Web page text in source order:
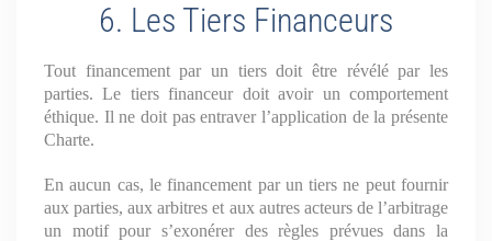
6. Les Tiers Financeurs
Tout financement par un tiers doit être révélé par les
parties. Le tiers financeur doit avoir un comportement
éthique. Il ne doit pas entraver l’application de la présente
Charte.
En aucun cas, le financement par un tiers ne peut fournir
aux parties, aux arbitres et aux autres acteurs de l’arbitrage
un motif pour s’exonérer des règles prévues dans la